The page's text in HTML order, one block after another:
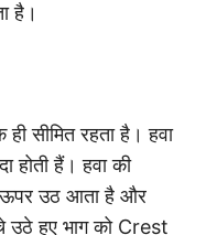
है।
सीमित रहता है। हवा
होती हैं। हवा की
ऊपर उठ आता है और
हुए भाग को Crest